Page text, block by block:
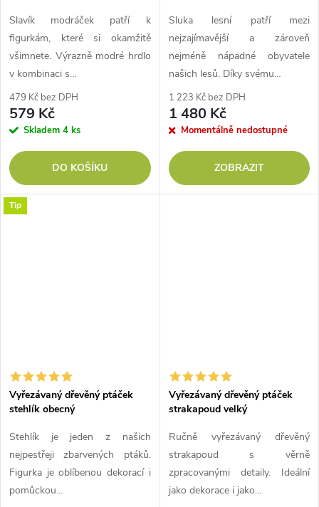
Slavík modráček patří k
figurkám, které si okamžitě
všimnete. Výrazně modré hrdlo
v kombinaci s…
479 Kč bez DPH
579 Kč
Skladem 4 ks
DO KOŠÍKU
Sluka lesní patří mezi
nejzajímavější a zároveň
nejméně nápadné obyvatele
našich lesů. Díky svému…
1 223 Kč bez DPH
1 480 Kč
Momentálně nedostupné
ZOBRAZIT
Tip
Vyřezávaný dřevěný ptáček
stehlík obecný
Stehlík je jeden z našich
nejpestřeji zbarvených ptáků.
Figurka je oblíbenou dekorací i
pomůckou…
Vyřezávaný dřevěný ptáček
strakapoud velký
Ručně vyřezávaný dřevěný
strakapoud s věrně
zpracovanými detaily. Ideální
jako dekorace i jako…